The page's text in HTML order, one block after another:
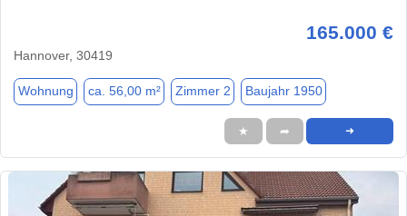
165.000 €
Hannover, 30419
Wohnung ca. 56,00 m² Zimmer 2 Baujahr 1950
★ ➦ ➜